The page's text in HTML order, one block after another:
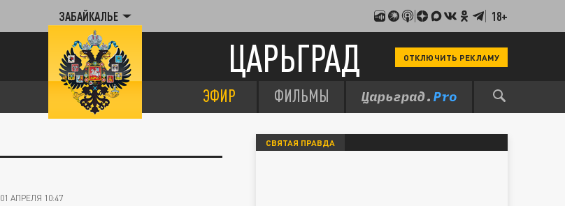
ЗАБАЙКАЛЬЕ 18+
ЦАРЬГРАД ОТКЛЮЧИТЬ РЕКЛАМУ
ЭФИР ФИЛЬМЫ
01 АПРЕЛЯ 10:47
СВЯТАЯ ПРАВДА